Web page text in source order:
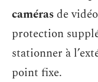
camérasde
protection
stationner à
point fixe.